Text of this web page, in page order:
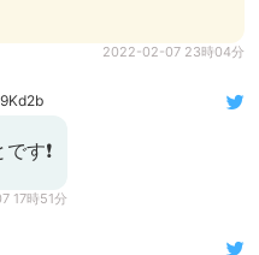
2022-02-07 23時04分
す❗️
17時51分